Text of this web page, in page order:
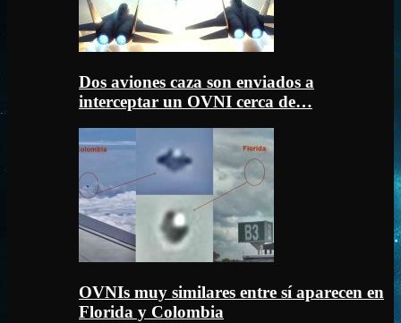
Dos aviones caza son enviados a
interceptar un OVNI cerca de…
OVNIs muy similares entre sí aparecen en
Florida y Colombia